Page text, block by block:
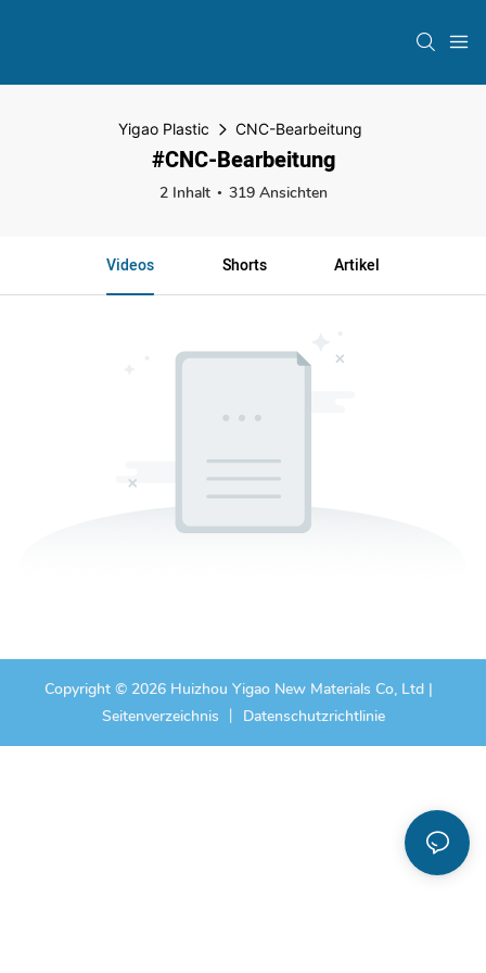
Yigao Plastic CNC-Bearbeitung
#CNC-Bearbeitung
2 Inhalt 319 Ansichten
Videos Shorts Artikel
Copyright © 2026 Huizhou Yigao New Materials Co, Ltd |
Seitenverzeichnis 丨 Datenschutzrichtlinie